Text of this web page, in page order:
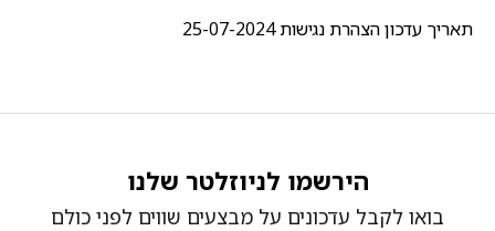
תאריך עדכון הצהרת נגישות 25-07-2024
הירשמו לניוזלטר שלנו
בואו לקבל עדכונים על מבצעים שווים לפני כולם